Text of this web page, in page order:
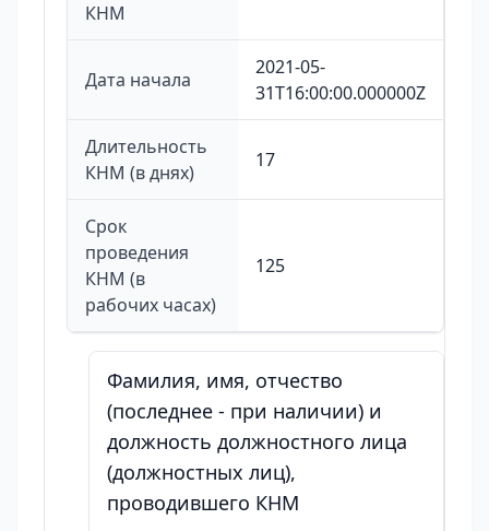
КНМ
Дата начала
2021-05-
31T16:00:00.000000Z
Длительность
КНМ (в днях)
17
Срок
проведения
КНМ (в
рабочих часах)
125
Фамилия, имя, отчество
(последнее - при наличии) и
должность должностного лица
(должностных лиц),
проводившего КНМ